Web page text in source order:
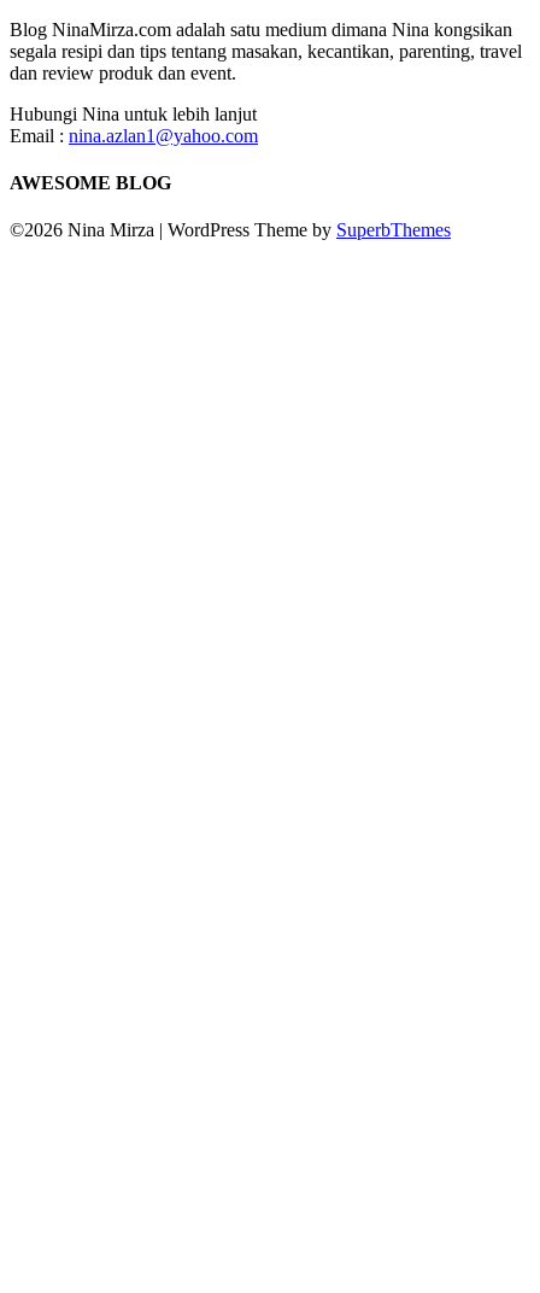
Blog NinaMirza.com adalah satu medium dimana Nina kongsikan
segala resipi dan tips tentang masakan, kecantikan, parenting, travel
dan review produk dan event.
Hubungi Nina untuk lebih lanjut
Email : nina.azlan1@yahoo.com
AWESOME BLOG
©2026 Nina Mirza | WordPress Theme by SuperbThemes